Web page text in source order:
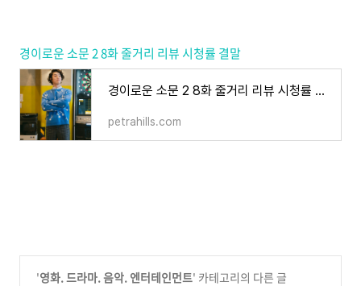
경이로운 소문 2 8화 줄거리 리뷰 시청률 결말
경이로운 소문 2 8화 줄거리 리뷰 시청률 결말
petrahills.com
'영화. 드라마. 음악. 엔터테인먼트' 카테고리의 다른 글